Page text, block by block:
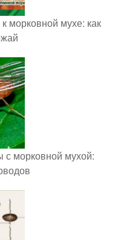
морковной мухе: как
морковной мухой: